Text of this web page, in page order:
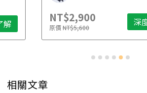
解 NT$2,900
原價NT$5,600 深
相關文章